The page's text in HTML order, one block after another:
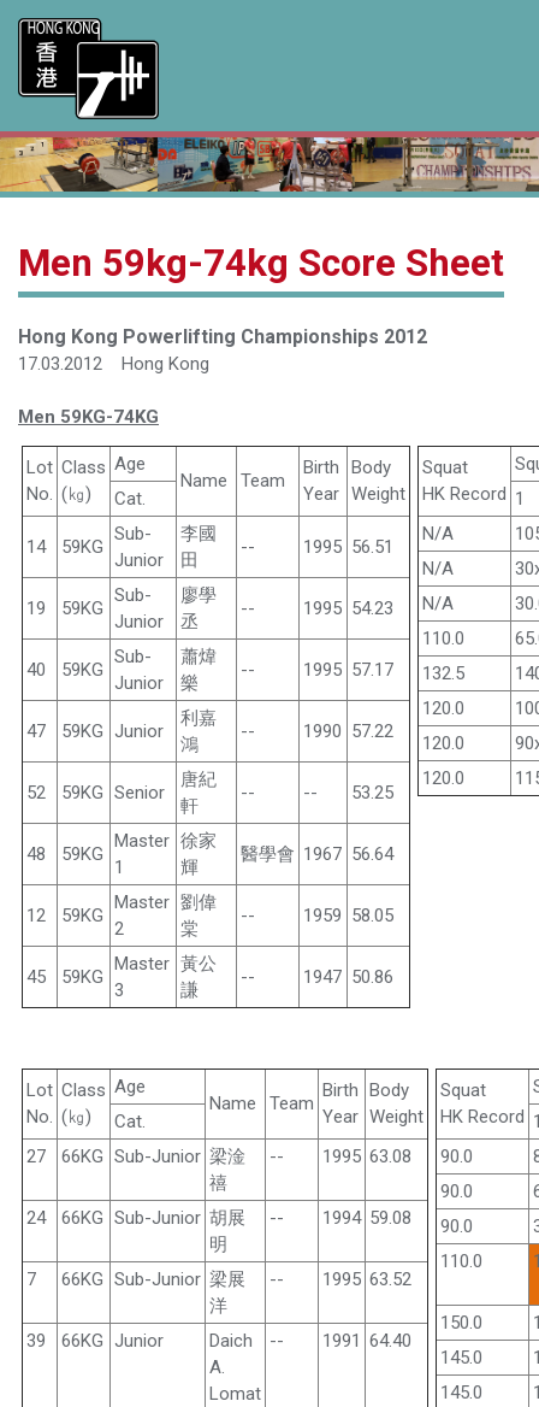
Men 59kg-74kg Score Sheet
Hong Kong Powerlifting Championships 2012
17.03.2012 Hong Kong
Men 59KG-74KG
Lot
No.
Class
(㎏)
Age
Name Team
Birth
Year
Body
Weight
Cat.
14 59KG
Sub-
Junior
李國
田
-- 1995 56.51
19 59KG
Sub-
Junior
廖學
丞
-- 1995 54.23
40 59KG
Sub-
Junior
蕭煒
樂
-- 1995 57.17
47 59KG Junior
利嘉
鴻
-- 1990 57.22
52 59KG Senior
唐紀
軒
-- -- 53.25
48 59KG
Master
1
徐家
輝
醫學會 1967 56.64
12 59KG
Master
2
劉偉
棠
-- 1959 58.05
45 59KG
Master
3
黃公
謙
-- 1947 50.86
Squat
HK Record 1
N/A
N/A
N/A
110.0
132.5
120.0
120.0
120.0
Lot
No.
Class
(㎏)
Age
Name Team
Birth
Year
Body
Weight
Cat.
27
66KG Sub-Junior 梁淦
禧
-- 1995 63.08
24 66KG Sub-Junior 胡展
明
-- 1994 59.08
7 66KG Sub-Junior 梁展
洋
-- 1995 63.52
39 66KG Junior
Daich
A.
Lomat
-- 1991 64.40
Squat
HK Record
90.0
90.0
90.0
110.0
150.0
145.0
145.0